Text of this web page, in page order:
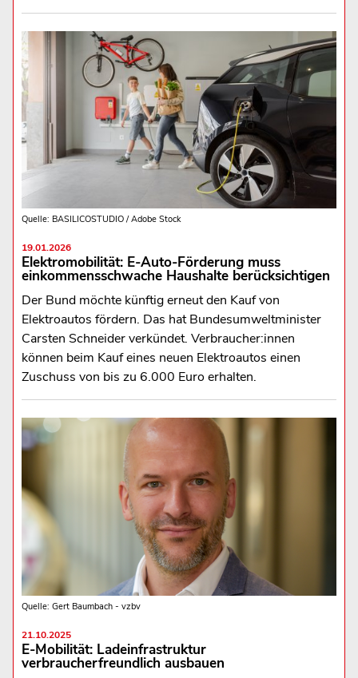
Quelle: BASILICOSTUDIO / Adobe Stock
19.01.2026
Elektromobilität: E-Auto-Förderung muss
einkommensschwache Haushalte berücksichtigen
Der Bund möchte künftig erneut den Kauf von
Elektroautos fördern. Das hat Bundesumweltminister
Carsten Schneider verkündet. Verbraucher:innen
können beim Kauf eines neuen Elektroautos einen
Zuschuss von bis zu 6.000 Euro erhalten.
Quelle: Gert Baumbach - vzbv
21.10.2025
E-Mobilität: Ladeinfrastruktur
verbraucherfreundlich ausbauen